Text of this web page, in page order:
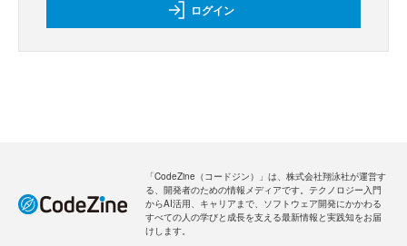
ログイン
「CodeZine（コードジン）」は、株式会社翔泳社が運営す
る、開発者のための情報メディアです。テクノロジー入門
からAI活用、キャリアまで、ソフトウェア開発にかかわる
すべての人の学びと成長を支える最新情報と実践知をお届
けします。